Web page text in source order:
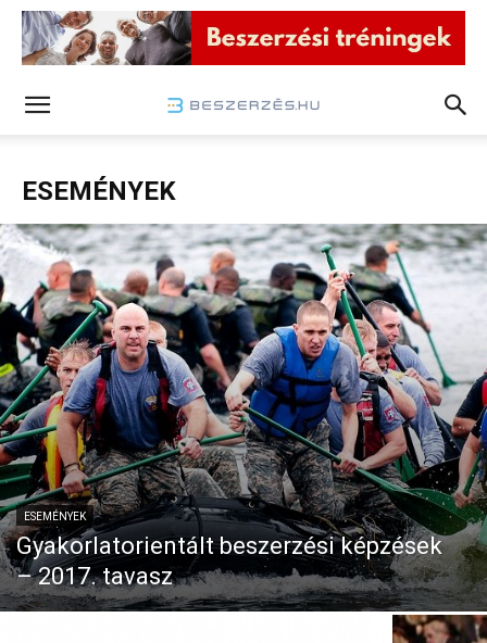
ESEMÉNYEK
ESEMÉNYEK
Gyakorlatorientált beszerzési képzések
– 2017. tavasz